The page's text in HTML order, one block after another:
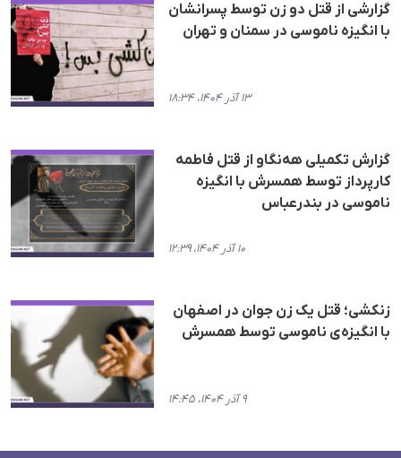
گزارشی از قتل دو زن توسط پسرانشان
با انگیزە ناموسی در سمنان و تهران
۱۳ آذر ۱۴۰۴، ۱۸:۳۴
گزارش تکمیلی هه‌نگاو از قتل فاطمە
کارپرداز توسط همسرش با انگیزە
ناموسی در بندرعباس
۱۰ آذر ۱۴۰۴، ۱۲:۳۹
زنکشی؛ قتل یک زن جوان در اصفهان
با انگیزه‌ی ناموسی توسط همسرش
۹ آذر ۱۴۰۴، ۱۴:۴۵